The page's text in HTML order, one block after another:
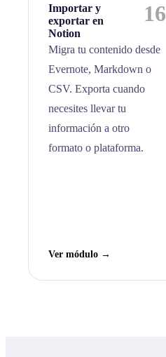
Importar y
exportar en
Notion
16
Migra tu contenido desde
Evernote, Markdown o
CSV. Exporta cuando
necesites llevar tu
información a otro
formato o plataforma.
Ver módulo →